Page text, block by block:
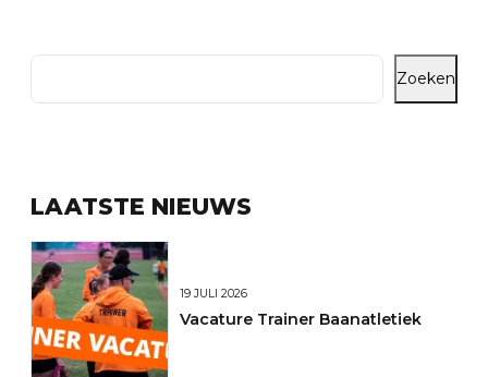
Zoeken
LAATSTE NIEUWS
19 JULI 2026
Vacature Trainer Baanatletiek